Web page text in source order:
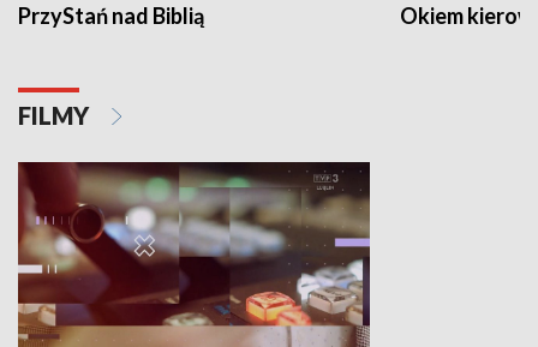
PrzyStań nad Biblią Okiem
FILMY